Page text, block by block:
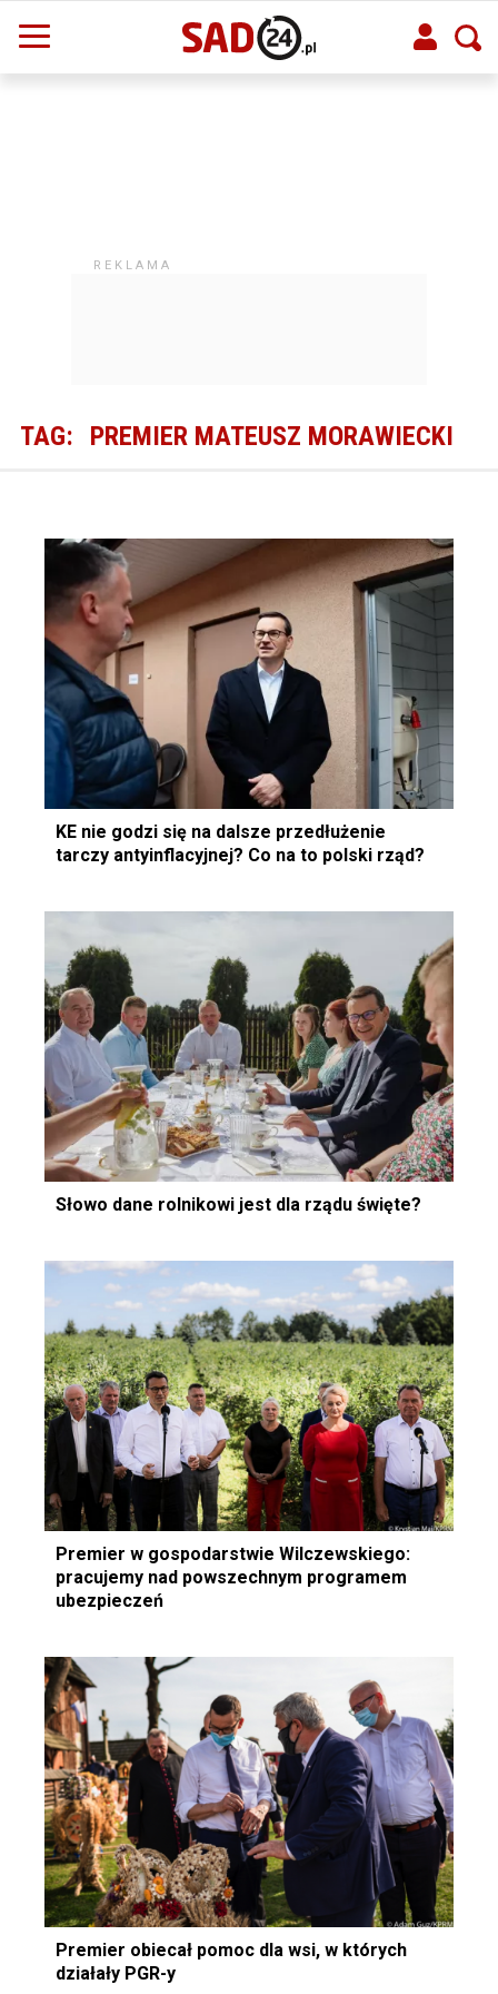
TAG: PREMIER MATEUSZ MORAWIECKI
KE nie godzi się na dalsze przedłużenie
tarczy antyinflacyjnej? Co na to polski rząd?
Słowo dane rolnikowi jest dla rządu święte?
Premier w gospodarstwie Wilczewskiego:
pracujemy nad powszechnym programem
ubezpieczeń
Premier obiecał pomoc dla wsi, w których
działały PGR-y